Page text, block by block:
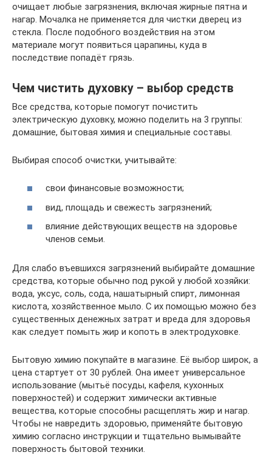
очищает любые загрязнения, включая жирные пятна и
нагар. Мочалка не применяется для чистки дверец из
стекла. После подобного воздействия на этом
материале могут появиться царапины, куда в
последствие попадёт грязь.
Чем чистить духовку – выбор средств
Все средства, которые помогут почистить
электрическую духовку, можно поделить на 3 группы:
домашние, бытовая химия и специальные составы.
Выбирая способ очистки, учитывайте:
свои финансовые возможности;
вид, площадь и свежесть загрязнений;
влияние действующих веществ на здоровье
членов семьи.
Для слабо въевшихся загрязнений выбирайте домашние
средства, которые обычно под рукой у любой хозяйки:
вода, уксус, соль, сода, нашатырный спирт, лимонная
кислота, хозяйственное мыло. С их помощью можно без
существенных денежных затрат и вреда для здоровья
как следует помыть жир и копоть в электродуховке.
Бытовую химию покупайте в магазине. Её выбор широк, а
цена стартует от 30 рублей. Она имеет универсальное
использование (мытьё посуды, кафеля, кухонных
поверхностей) и содержит химически активные
вещества, которые способны расщеплять жир и нагар.
Чтобы не навредить здоровью, применяйте бытовую
химию согласно инструкции и тщательно вымывайте
поверхность бытовой техники.